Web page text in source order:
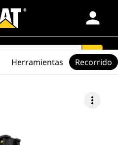
person
search
more_vert
Herramientas Recorrido